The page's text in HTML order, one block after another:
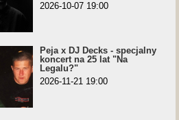
2026-10-07 19:00
Peja x DJ Decks - specjalny
koncert na 25 lat "Na
Legalu?"
2026-11-21 19:00